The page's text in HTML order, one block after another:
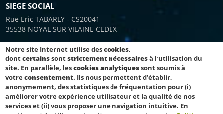
SIEGE SOCIAL
Rue Eric TABARLY - CS20041
35538 NOYAL SUR VILAINE CEDEX
SERVICE COMMERCIAL
Tél. : 02 31 06 24 64
Fax : 02 31 38 75 52
service.commercial@charolais-univers.com
Notre site Internet utilise descookies,
dontcertainssontstrictement nécessairesà l’utilisation du
site. En parallèle, lescookies analytiquessont soumis à
votreconsentement. Ils nous permettent d’établir,
anonymement, des statistiques de fréquentation pour (i)
améliorer votre expérience utilisateur et la qualité de nos
services et (ii) vous proposer une navigation intuitive. En